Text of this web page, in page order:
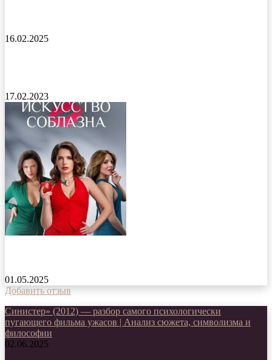
16.02.2025
17.02.2023
01.05.2025
Добавить отзыв
Синистер» (2012) — разбор самого психологически
пугающего фильма ужасов | Анализ сюжета, символизма и
философии
02.06.2025